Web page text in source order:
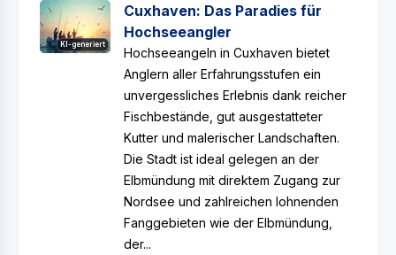
KI-generiert
Cuxhaven: Das Paradies für
Hochseeangler
Hochseeangeln in Cuxhaven bietet
Anglern aller Erfahrungsstufen ein
unvergessliches Erlebnis dank reicher
Fischbestände, gut ausgestatteter
Kutter und malerischer Landschaften.
Die Stadt ist ideal gelegen an der
Elbmündung mit direktem Zugang zur
Nordsee und zahlreichen lohnenden
Fanggebieten wie der Elbmündung,
der...